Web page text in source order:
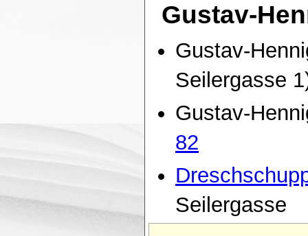
Gustav-
Gustav-
Seilergasse
Gustav-
82
Seilergasse